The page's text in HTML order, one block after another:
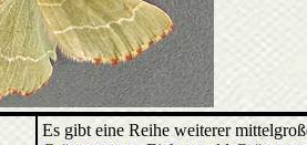
Es gibt eine Reihe weiterer